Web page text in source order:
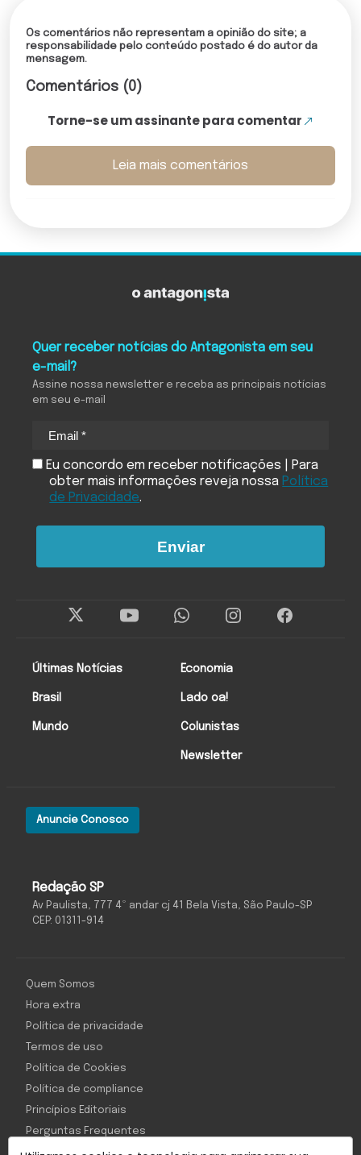
Os comentários não representam a opinião do site; a
responsabilidade pelo conteúdo postado é do autor da
mensagem.
Comentários (0)
Torne-se um assinante para comentar
Leia mais comentários
Redação SP
Av Paulista, 777 4º andar cj 41 Bela Vista, São Paulo-SP
CEP: 01311-914
Anuncie Conosco
Últimas Notícias
Brasil
Mundo
Economia
Lado oa!
Colunistas
Newsletter
Quer receber notícias do Antagonista em seu
e-mail?
Assine nossa newsletter e receba as principais notícias
em seu e-mail
Eu concordo em receber notificações | Para
obter mais informações reveja nossa Política
de Privacidade.
Enviar
Quem Somos
Hora extra
Política de privacidade
Termos de uso
Política de Cookies
Política de compliance
Princípios Editoriais
Perguntas Frequentes